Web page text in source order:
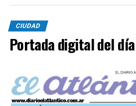
importabnte ioperativo en el
constataron que el conductor,
vehículo y no presentaba lesiones.
CIUDAD
Portada digital del